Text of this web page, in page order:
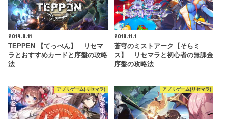
2019.8.11
TEPPEN 【てっぺん】 リセマ
ラとおすすめカードと序盤の攻略
法
2018.11.1
蒼穹のミストアーク【そらミ
ス】 リセマラと初心者の無課金
序盤の攻略法
アプリゲーム(リセマラ) アプリゲーム(リセマラ)